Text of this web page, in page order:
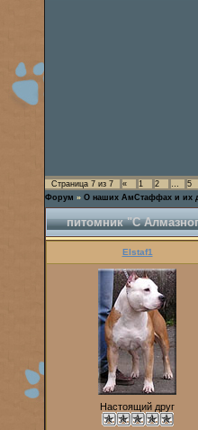
Страница 7 из 7 « 1 2 … 5
Форум » О наших АмСтаффах и их
питомник "С
Elstaf1
Настоящий друг